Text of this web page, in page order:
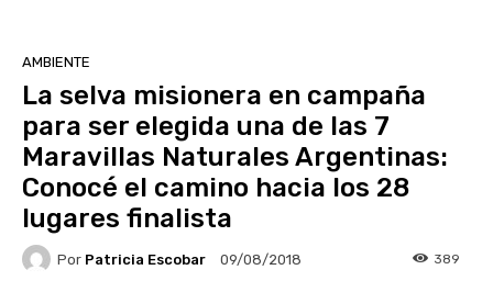
AMBIENTE
La selva misionera en campaña
para ser elegida una de las 7
Maravillas Naturales Argentinas:
Conocé el camino hacia los 28
lugares finalista
Por Patricia Escobar 09/08/2018 389